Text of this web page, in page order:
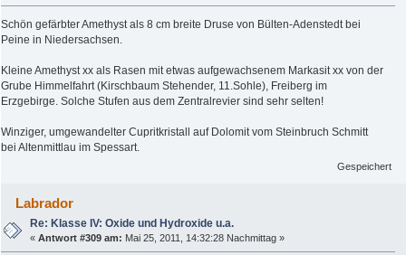
Schön gefärbter Amethyst als 8 cm breite Druse von Bülten-Adenstedt bei
Peine in Niedersachsen.
Kleine Amethyst xx als Rasen mit etwas aufgewachsenem Markasit xx von der
Grube Himmelfahrt (Kirschbaum Stehender, 11.Sohle), Freiberg im
Erzgebirge. Solche Stufen aus dem Zentralrevier sind sehr selten!
Winziger, umgewandelter Cupritkristall auf Dolomit vom Steinbruch Schmitt
bei Altenmittlau im Spessart.
Gespeichert
Labrador
Re: Klasse IV: Oxide und Hydroxide u.a.
«Antwort #309 am: Mai 25, 2011, 14:32:28 Nachmittag »